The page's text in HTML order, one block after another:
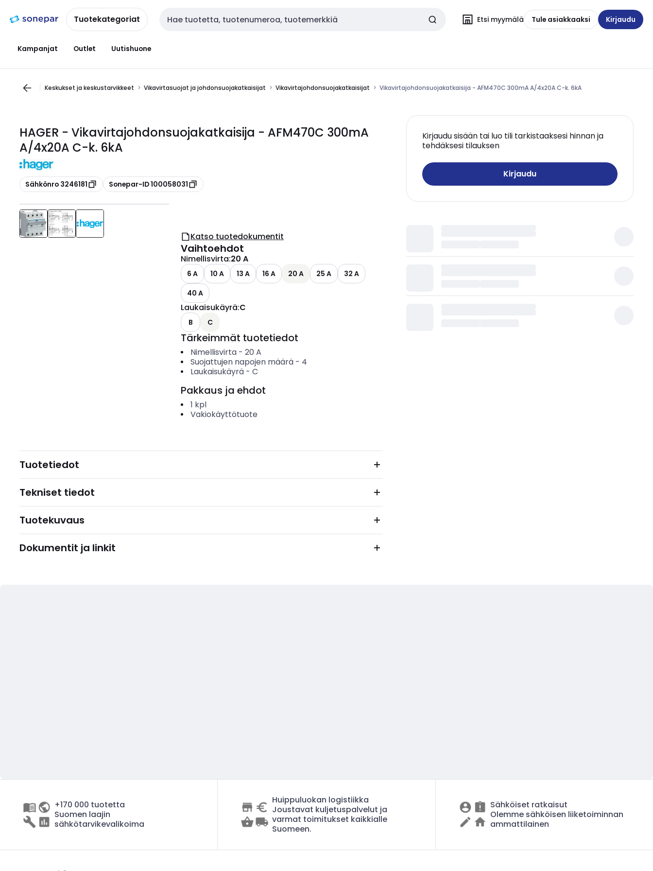
navigointiinsisältöönTuotekategoriat Haku Etsi myymälä Tule asiakkaaksi Kirjaudu
Kampanjat Outlet Uutishuone
Keskukset ja keskustarvikkeet Vikavirtasuojat ja johdonsuojakatkaisijat Vikavirtajohdonsuojakatkaisijat Vikavirtajohdonsuojakatkaisija - AFM470C 300mA A/4x20A C-k. 6kA
HAGER - Vikavirtajohdonsuojakatkaisija - AFM470C 300mA
A/4x20A C-k. 6kA
Kopioi
Sähkönro 3246181 Kopioi
Sonepar-ID 100058031
Kirjaudu sisään tai luo tili tarkistaaksesi hinnan ja
tehdäksesi tilauksen
Kirjaudu
Katso tuotedokumentit
Vaihtoehdot
Nimellisvirta:20 A
6 A 10 A 13 A 16 A 20 A 25 A
32 A
40 A
Laukaisukäyrä:C
B C
Tärkeimmät tuotetiedot
Nimellisvirta- 20 A
Suojattujen napojen määrä- 4
Laukaisukäyrä- C
Pakkaus ja ehdot
1 kpl
Vakiokäyttötuote
Tuotetiedot
Tekniset tiedot
Tuotekuvaus
Dokumentit ja linkit
+170 000 tuotetta
Suomen laajin
sähkötarvikevalikoima
Huippuluokan logistiikka
Joustavat kuljetuspalvelut ja
varmat toimitukset kaikkialle
Suomeen.
Sähköiset ratkaisut
Olemme sähköisen liiketoiminnan
ammattilainen